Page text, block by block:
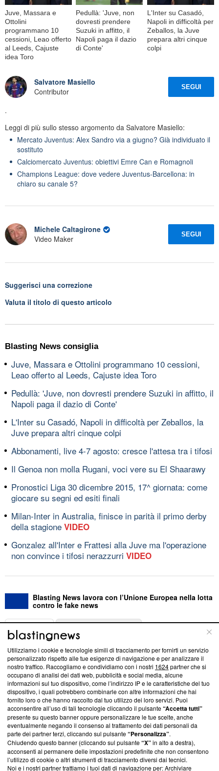
Juve, Massara e
Ottolini
programmano 10
cessioni, Leao offerto
al Leeds, Cajuste
idea Toro
Pedullà: 'Juve, non
dovresti prendere
Suzuki in affitto, il
Napoli paga il dazio
di Conte'
L'Inter su Casadó,
Napoli in difficoltà per
Zeballos, la Juve
prepara altri cinque
colpi
Salvatore Masiello
Contributor
SEGUI
.
Leggi di più sullo stesso argomento da Salvatore Masiello:
Mercato Juventus: Alex Sandro via a giugno? Già individuato il
sostituto
Calciomercato Juventus: obiettivi Emre Can e Romagnoli
Champions League: dove vedere Juventus-Barcellona: in
chiaro su canale 5?
Michele Caltagirone
Video Maker
SEGUI
Suggerisci una correzione
Valuta il titolo di questo articolo
Blasting News consiglia
Juve, Massara e Ottolini programmano 10 cessioni,
Leao offerto al Leeds, Cajuste idea Toro
Pedullà: 'Juve, non dovresti prendere Suzuki in affitto, il
Napoli paga il dazio di Conte'
L'Inter su Casadó, Napoli in difficoltà per Zeballos, la
Juve prepara altri cinque colpi
Abbonamenti, live 4-7 agosto: cresce l'attesa tra i tifosi
Il Genoa non molla Rugani, voci vere su El Shaarawy
Pronostici Liga 30 dicembre 2015, 17^ giornata: come
giocare su segni ed esiti finali
Milan-Inter in Australia, finisce in parità il primo derby
della stagione VIDEO
Gonzalez all'Inter e Frattesi alla Juve ma l'operazione
non convince i tifosi nerazzurri VIDEO
Blasting News lavora con l’Unione Europea nella lotta
contro le fake news
ABOUT
Questa sezione offre informazioni trasparenti su Blasting
News, sui nostri processi editoriali e su come ci impegniamo a
creare news di qualità. Inoltre, afferma la nostra aderenza a
‘Trust Project - News with Integrity’Blasting News non è
ancora membro del programma, ma ha richiesto di farne
parte; Trust Project non ha ancora effettuato una verifica di
conformità agli standard.
Su di noi
Team editoriale
Utilizziamo i cookie e tecnologie simili di tracciamento per fornirti un servizio
personalizzato rispetto alle tue esigenze di navigazione e per analizzare il
nostro traffico. Raccogliamo e condividiamo con i nostri 1624partner che si
occupano di analisi dei dati web, pubblicità e social media, alcune
informazioni sul tuo dispositivo, come l’indirizzo IP e le caratteristiche del tuo
dispositivo, i quali potrebbero combinarle con altre informazioni che hai
fornito loro o che hanno raccolto dal tuo utilizzo dei loro servizi. Puoi
acconsentire all’uso di tali tecnologie cliccando il pulsante“Accetta tutti”
presente su questo banner oppure personalizzare le tue scelte, anche
eventualmente negando il consenso al trattamento dei dati personali da
parte dei partner terzi, cliccando sul pulsante“Personalizza”.
Chiudendo questo banner (cliccando sul pulsante“X”in alto a destra),
acconsenti al permanere delle impostazioni predefinite che non consentono
l’utilizzo di cookie o altri strumenti di tracciamento diversi dai tecnici.
Noi e i nostri partner trattiamo i tuoi dati di navigazione per: Archiviare